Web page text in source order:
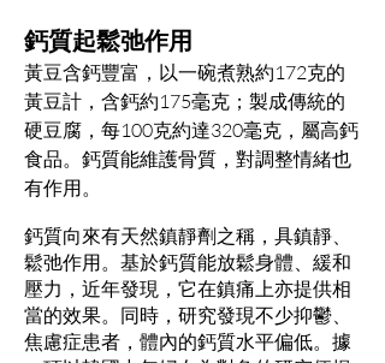
鈣質起鬆弛作用
黃豆含鈣豐富，以一碗煮熟約172克的
黃豆計，含鈣約175毫克；製成傳統的
硬豆腐，每100克約達320毫克，屬高鈣
食品。鈣質能維護骨質，對調整情緒也
有作用。
鈣質向來有天然鎮靜劑之稱，具鎮靜、
鬆弛作用。基於鈣質能放鬆身體、緩和
壓力，近年發現，它在鎮痛上亦提供相
當的效果。同時，研究發現不少抑鬱、
焦慮症患者，體內的鈣質水平偏低。據